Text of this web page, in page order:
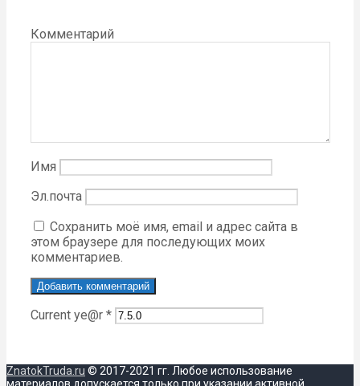
Комментарий
Имя
Эл.почта
Сохранить моё имя, email и адрес сайта в
этом браузере для последующих моих
комментариев.
Current ye@r *
ZnatokTruda.ru © 2017-2021 гг. Любое использование